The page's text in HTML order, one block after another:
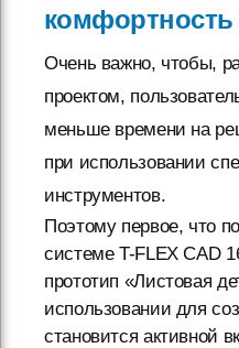
Очень важно, чтобы,
проектом,
меньше времени на
при использовании
инструментов.
Поэтому первое, что
системе T-FLEX CAD
прототип «Листовая
использовании для
становится активной